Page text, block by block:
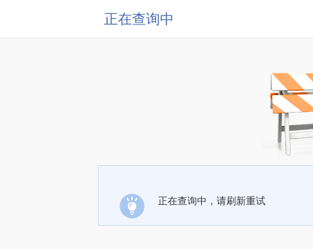
正在查询中
正在查询中，请刷新重试